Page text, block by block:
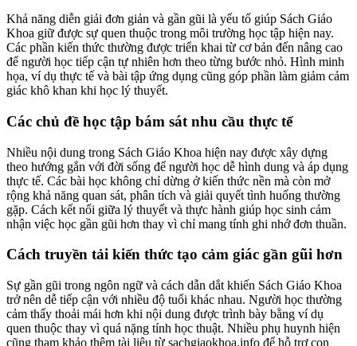
Khả năng diễn giải đơn giản và gần gũi là yếu tố giúp Sách Giáo
Khoa giữ được sự quen thuộc trong môi trường học tập hiện nay.
Các phần kiến thức thường được triển khai từ cơ bản đến nâng cao
để người học tiếp cận tự nhiên hơn theo từng bước nhỏ. Hình minh
họa, ví dụ thực tế và bài tập ứng dụng cũng góp phần làm giảm cảm
giác khô khan khi học lý thuyết.
Các chủ đề học tập bám sát nhu cầu thực tế
Nhiều nội dung trong Sách Giáo Khoa hiện nay được xây dựng
theo hướng gắn với đời sống để người học dễ hình dung và áp dụng
thực tế. Các bài học không chỉ dừng ở kiến thức nền mà còn mở
rộng khả năng quan sát, phân tích và giải quyết tình huống thường
gặp. Cách kết nối giữa lý thuyết và thực hành giúp học sinh cảm
nhận việc học gần gũi hơn thay vì chỉ mang tính ghi nhớ đơn thuần.
Cách truyền tải kiến thức tạo cảm giác gần gũi hơn
Sự gần gũi trong ngôn ngữ và cách dẫn dắt khiến Sách Giáo Khoa
trở nên dễ tiếp cận với nhiều độ tuổi khác nhau. Người học thường
cảm thấy thoải mái hơn khi nội dung được trình bày bằng ví dụ
quen thuộc thay vì quá nặng tính học thuật. Nhiều phụ huynh hiện
cũng tham khảo thêm tài liệu từ sachgiaokhoa.info để hỗ trợ con